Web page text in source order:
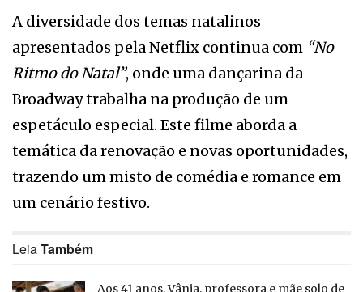
A diversidade dos temas natalinos
apresentados pela Netflix continua com “No
Ritmo do Natal”, onde uma dançarina da
Broadway trabalha na produção de um
espetáculo especial. Este filme aborda a
temática da renovação e novas oportunidades,
trazendo um misto de comédia e romance em
um cenário festivo.
LeiaTambém
Aos 41 anos, Vânia, professora e mãe solo de